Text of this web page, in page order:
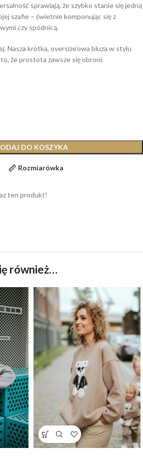
sprawiają, że szybko stanie się jedną
szafie – świetnie komponując się z
czy spódnicą.
Nasza krótka, oversize’owa bluza w stylu
że prostota zawsze się obroni.
DO KOSZYKA
Rozmiarówka
ten produkt!
również…